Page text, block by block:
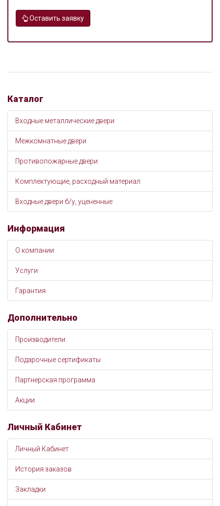
Оставить заявку
Каталог
Входные металлические двери
Межкомнатные двери
Противопожарные двери
Комплектующие, расходный материал
Входные двери б/у, уцененные
Информация
О компании
Услуги
Гарантия
Дополнительно
Производители
Подарочные сертификаты
Партнерская программа
Акции
Личный Кабинет
Личный Кабинет
История заказов
Закладки